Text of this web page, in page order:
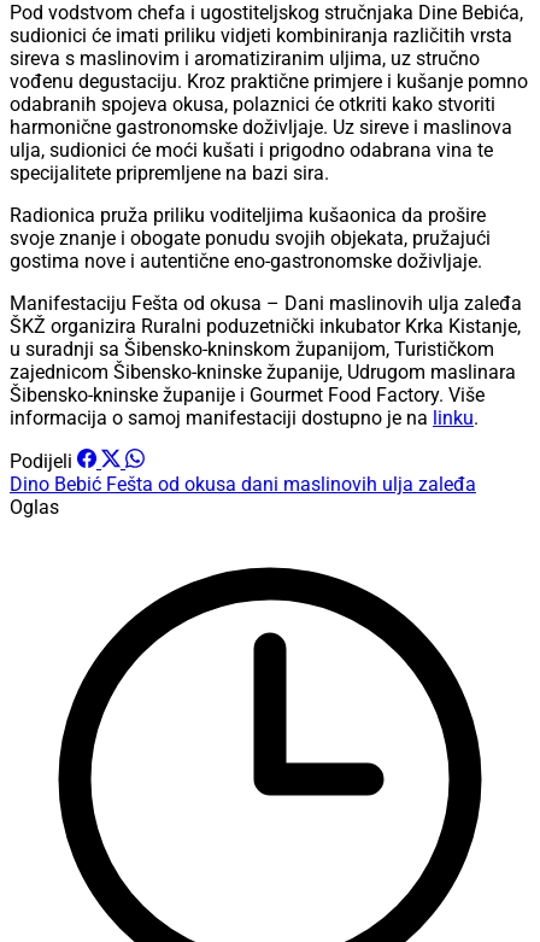
Pod vodstvom chefa i ugostiteljskog stručnjaka Dine Bebića,
sudionici će imati priliku vidjeti kombiniranja različitih vrsta
sireva s maslinovim i aromatiziranim uljima, uz stručno
vođenu degustaciju. Kroz praktične primjere i kušanje pomno
odabranih spojeva okusa, polaznici će otkriti kako stvoriti
harmonične gastronomske doživljaje. Uz sireve i maslinova
ulja, sudionici će moći kušati i prigodno odabrana vina te
specijalitete pripremljene na bazi sira.
Radionica pruža priliku voditeljima kušaonica da prošire
svoje znanje i obogate ponudu svojih objekata, pružajući
gostima nove i autentične eno-gastronomske doživljaje.
Manifestaciju Fešta od okusa – Dani maslinovih ulja zaleđa
ŠKŽ organizira Ruralni poduzetnički inkubator Krka Kistanje,
u suradnji sa Šibensko-kninskom županijom, Turističkom
zajednicom Šibensko-kninske županije, Udrugom maslinara
Šibensko-kninske županije i Gourmet Food Factory. Više
informacija o samoj manifestaciji dostupno je na linku.
Podijeli
Dino Bebić Fešta od okusa dani maslinovih ulja zaleđa
Oglas